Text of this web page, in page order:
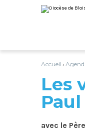
au
contenu.
personnels
Accueil ›
Les
Paul
avec le